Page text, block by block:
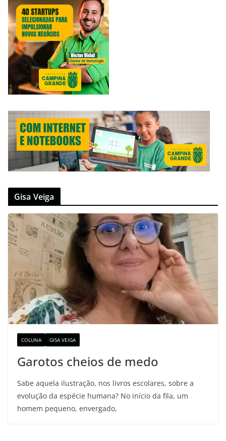
Gisa Veiga
COLUNA GISA VEIGA
Garotos cheios de medo
Sabe aquela ilustração, nos livros escolares, sobre a
evolução da espécie humana? No início da fila, um
homem pequeno, envergado,